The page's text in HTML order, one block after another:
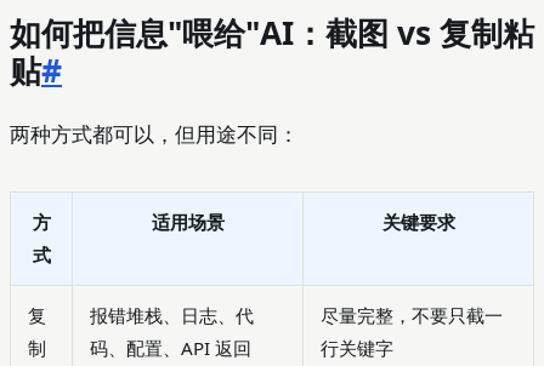
如何把信息"喂给"AI：截图 vs 复制粘
贴#
两种方式都可以，但用途不同：
方
式
适用场景 关键要求
复
制
报错堆栈、日志、代
码、配置、API 返回
尽量完整，不要只截一
行关键字